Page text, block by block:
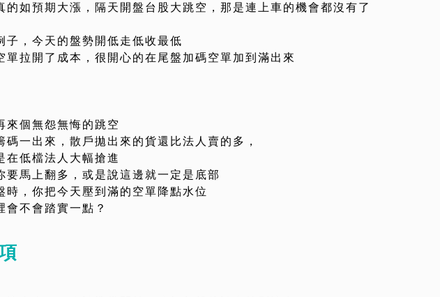
的如預期大漲，隔天開盤台股大跳空，那是連上車的機會都沒有了
子，今天的盤勢開低走低收最低
單拉開了成本，很開心的在尾盤加碼空單加到滿出來
來個無怨無悔的跳空
碼一出來，散戶拋出來的貨還比法人賣的多，
在低檔法人大幅搶進
要馬上翻多，或是說這邊就一定是底部
時，你把今天壓到滿的空單降點水位
會不會踏實一點？